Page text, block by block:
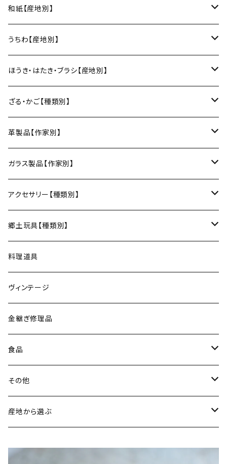
徳利
そば猪口
箸・カトラリー
箸
箸置き
菓子切
土鍋
鍋敷き・コースター
鍋敷き
ポットマット
小山研一（京都）
中村譲司（京都）
俊彦窯（丹波焼／兵庫）
Fuji窯（備前焼／岡山）
仁堂窯 大森宏明（備前焼／岡山）
梅山窯（砥部焼／愛媛）
宗像窯（会津本郷焼／福島）
松永窯（大堀相馬焼／福島）
黒照 クロテラス（大堀相馬焼／福島）
唐木田窯（松代焼／長野）
古谷製陶所（信楽焼／滋賀）
山内卓夫（信楽焼／滋賀）
常陸窯いそべ陶苑（笠間焼／茨城）
朝焼け
京都のれん（風呂敷／京都）
小風呂敷（約50cm角）
2巾風呂敷（約70cm角）
Sugee textile（国産手ぬぐい）
向井詩織（ブロックプリント／インド）
ブレスレット
角館イタヤ工芸（秋田）
民芸イタヤ工房（秋田）
和紙【産地別】
出雲民藝紙（島根）
多羅富來和紙（愛媛）
八尾和紙（富山）
美濃和紙（岐阜）
うちわ【産地別】
房州うちわ（千葉）
水うちわ（岐阜）
ほうき・はたき・ブラシ【産地別】
松本箒（長野）
棕櫚箒（和歌山）
和箒（栃木）
和箒（群馬）
ざる・かご【種類別】
盆ざる
かご
革製品【作家別】
Therese（奈良）
ガラス製品【作家別】
Taiga Glass（群馬）
アクセサリー【種類別】
ネックレス
ブレスレット
リング
イヤリング・ピアス
ヘアアクセサリー
スカーフリング
ストラップ
郷土玩具【種類別】
会津張り子（福島）
料理道具
ヴィンテージ
金継ぎ修理品
食品
魚介類
鯛
野菜
その他
書籍・雑誌
産地から選ぶ